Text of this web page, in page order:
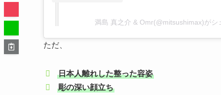
満島 真之介 & Omr(@mitsushimax)がシ
ただ、
日本人離れした整った容姿
彫の深い顔立ち